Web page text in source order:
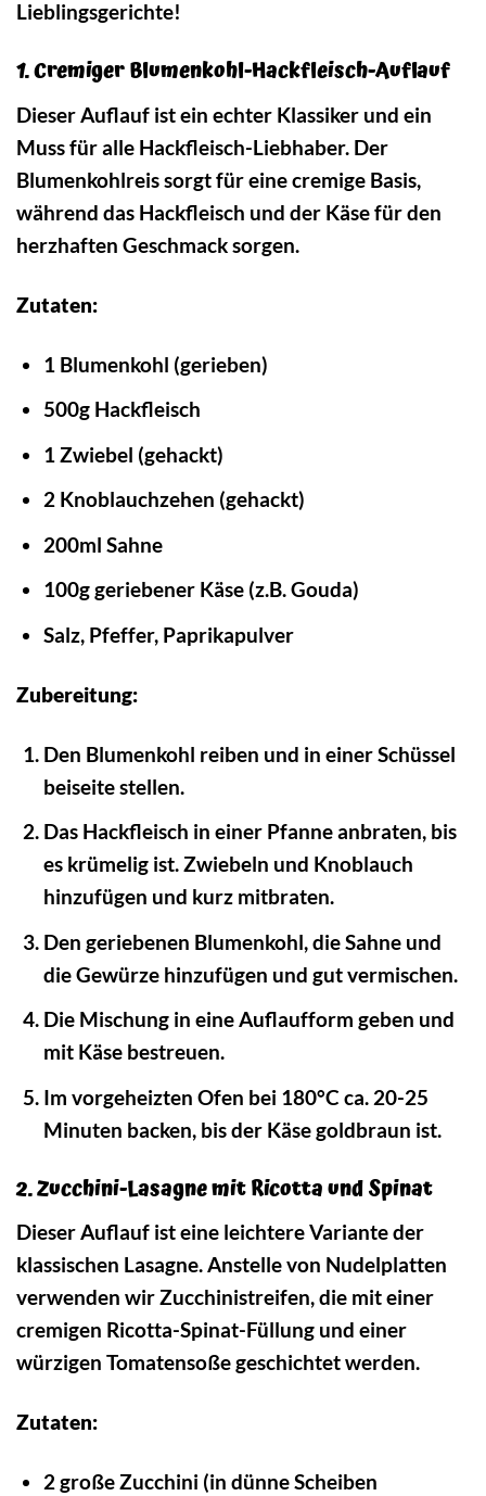
Lieblingsgerichte!
1. Cremiger Blumenkohl-Hackfleisch-Auflauf
Dieser Auflauf ist ein echter Klassiker und ein
Muss für alle Hackfleisch-Liebhaber. Der
Blumenkohlreis sorgt für eine cremige Basis,
während das Hackfleisch und der Käse für den
herzhaften Geschmack sorgen.
Zutaten:
1 Blumenkohl (gerieben)
500g Hackfleisch
1 Zwiebel (gehackt)
2 Knoblauchzehen (gehackt)
200ml Sahne
100g geriebener Käse (z.B. Gouda)
Salz, Pfeffer, Paprikapulver
Zubereitung:
Den Blumenkohl reiben und in einer Schüssel
beiseite stellen.
Das Hackfleisch in einer Pfanne anbraten, bis
es krümelig ist. Zwiebeln und Knoblauch
hinzufügen und kurz mitbraten.
Den geriebenen Blumenkohl, die Sahne und
die Gewürze hinzufügen und gut vermischen.
Die Mischung in eine Auflaufform geben und
mit Käse bestreuen.
Im vorgeheizten Ofen bei 180°C ca. 20-25
Minuten backen, bis der Käse goldbraun ist.
2. Zucchini-Lasagne mit Ricotta und Spinat
Dieser Auflauf ist eine leichtere Variante der
klassischen Lasagne. Anstelle von Nudelplatten
verwenden wir Zucchinistreifen, die mit einer
cremigen Ricotta-Spinat-Füllung und einer
würzigen Tomatensoße geschichtet werden.
Zutaten:
2 große Zucchini (in dünne Scheiben